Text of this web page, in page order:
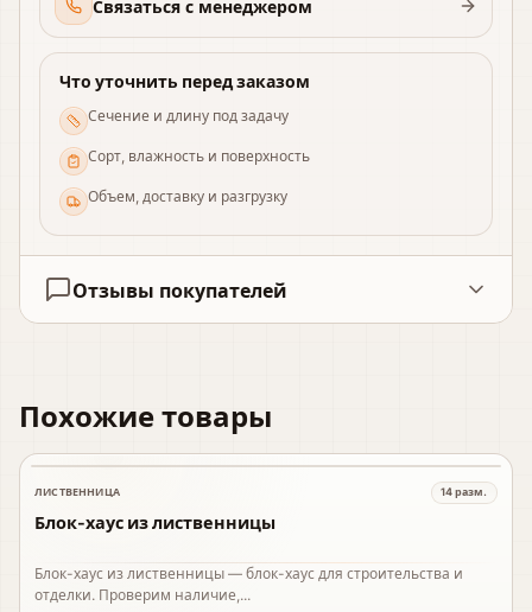
Связаться с менеджером
Что уточнить перед заказом
Сечение и длину под задачу
Сорт, влажность и поверхность
Объем, доставку и разгрузку
Отзывы покупателей
Похожие товары
В наличии
ЛИСТВЕННИЦА 14разм.
Блок-хаус из лиственницы
Блок-хаус из лиственницы — блок-хаус для строительства и
отделки. Проверим наличие,...